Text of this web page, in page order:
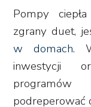
Pompy
zgrany duet,
w domach.
inwestycji
podreperować